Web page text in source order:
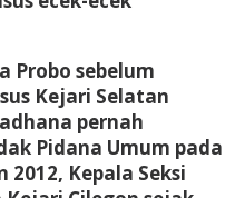
Probo sebelum
Kejari Selatan
pernah
Pidana Umum pada
Kepala Seksi